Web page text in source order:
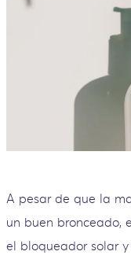
A pesar de que la
un buen bronceado,
el bloqueador solar